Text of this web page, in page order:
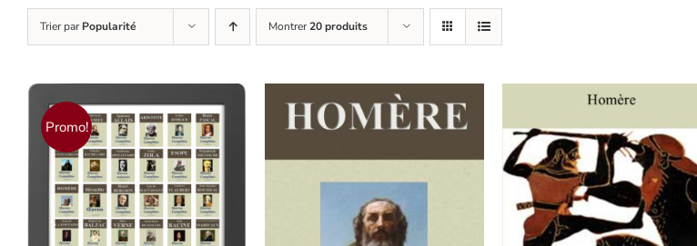
Trier parPopularité Montrer20 produits
Promo!
AJOUTER AU PANIER
/
DÉTAILS
AJOUTER AU PANIER
DÉTAILS
AJOUTER AU PANIER
DÉTAILS